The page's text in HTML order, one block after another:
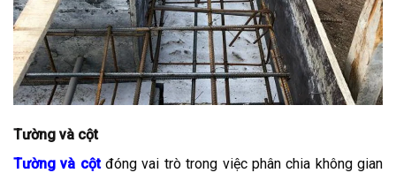
Tường và cột
Tường và cộtđóng vai trò trong việc phân chia không gian